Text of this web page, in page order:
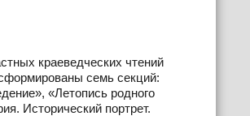
краеведческих чтений
семь секций:
«Летопись родного
Исторический портрет.